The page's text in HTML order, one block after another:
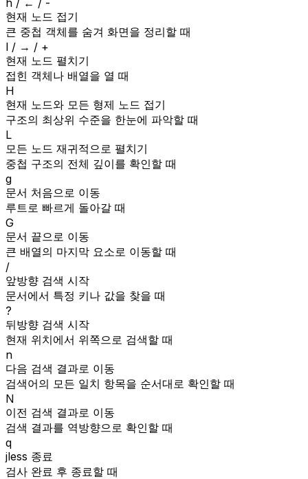
현재 노드 접기
큰 중첩 객체를 숨겨 화면을 정리할 때
l / → / +
현재 노드 펼치기
접힌 객체나 배열을 열 때
H
현재 노드와 모든 형제 노드 접기
구조의 최상위 수준을 한눈에 파악할 때
L
모든 노드 재귀적으로 펼치기
중첩 구조의 전체 깊이를 확인할 때
g
문서 처음으로 이동
루트로 빠르게 돌아갈 때
G
문서 끝으로 이동
큰 배열의 마지막 요소로 이동할 때
/
앞방향 검색 시작
문서에서 특정 키나 값을 찾을 때
?
뒤방향 검색 시작
현재 위치에서 위쪽으로 검색할 때
n
다음 검색 결과로 이동
검색어의 모든 일치 항목을 순서대로 확인할 때
N
이전 검색 결과로 이동
검색 결과를 역방향으로 확인할 때
q
jless 종료
검사 완료 후 종료할 때